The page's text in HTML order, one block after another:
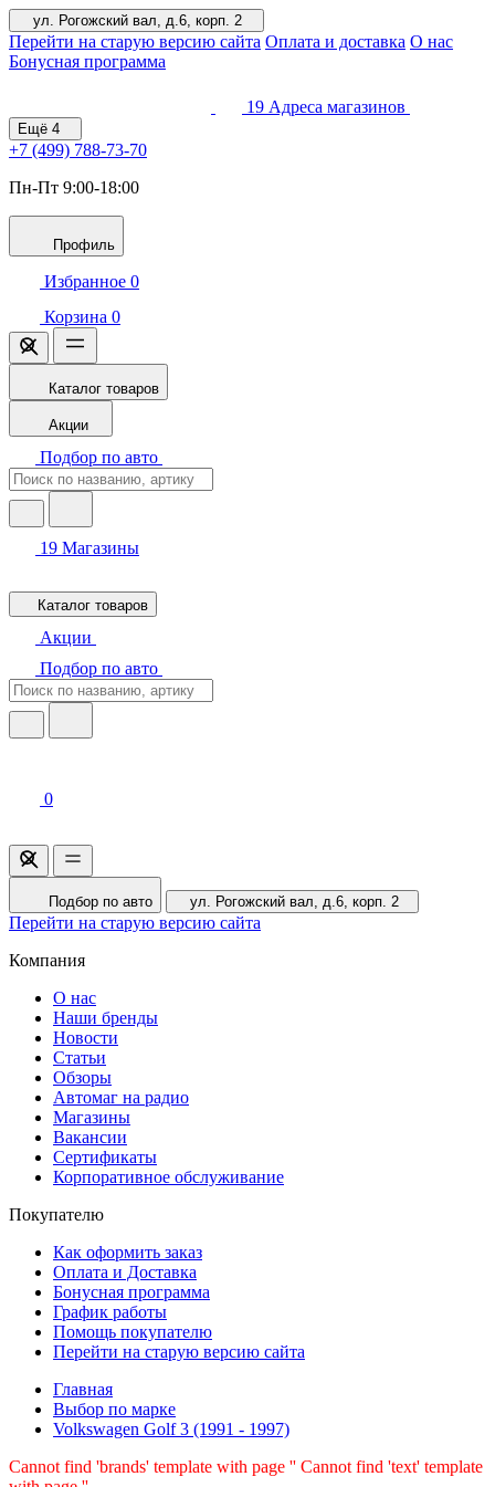
ул. Рогожский вал, д.6, корп. 2
Перейти на старую версию сайта Оплата и доставка О нас
Бонусная программа
19 Адреса магазинов
Ещё 4
+7 (499) 788-73-70
Пн-Пт 9:00-18:00
Профиль
Избранное 0
Корзина 0
Каталог товаров
Акции
Подбор по авто
19 Магазины
Каталог товаров
Акции
Подбор по авто
0
Подбор по авто ул. Рогожский вал, д.6, корп. 2
Перейти на старую версию сайта
Компания
О нас
Наши бренды
Новости
Статьи
Обзоры
Автомаг на радио
Магазины
Вакансии
Сертификаты
Корпоративное обслуживание
Покупателю
Как оформить заказ
Оплата и Доставка
Бонусная программа
График работы
Помощь покупателю
Перейти на старую версию сайта
Главная
Выбор по марке
Volkswagen Golf 3 (1991 - 1997)
Cannot find 'brands' template with page '' Cannot find 'text' template